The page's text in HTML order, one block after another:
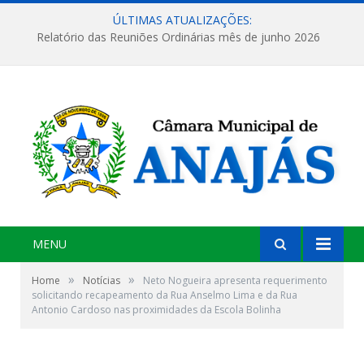
ÚLTIMAS ATUALIZAÇÕES:
Relatório das Reuniões Ordinárias mês de junho 2026
MENU
Home » Notícias »
Neto Nogueira apresenta requerimento
solicitando recapeamento da Rua Anselmo Lima e da Rua
Antonio Cardoso nas proximidades da Escola Bolinha